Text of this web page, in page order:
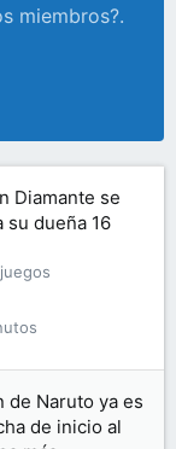
miembros?.
Diamante se
su dueña 16
de Naruto ya es
de inicio al